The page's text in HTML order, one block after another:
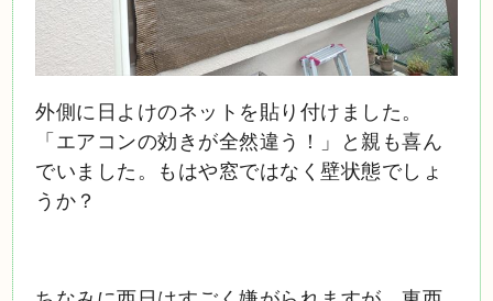
外側に日よけのネットを貼り付けました。
「エアコンの効きが全然違う！」と親も喜ん
でいました。もはや窓ではなく壁状態でしょ
うか？